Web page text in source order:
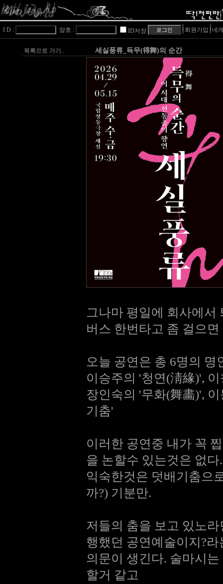
I D : 암호 : ID저장 회원가입 네
목록으로 가기.. 세실풍류_득무(得舞)의 순간
그나마 평일에 회사에서
버스 한번타고 좀 걸으
오늘 공연은 총 6명의
이승주의 '청연(淸緣)',
장인숙의 '무화(舞畵)',
기춤'
이러한 공연중 내가 꼭
을 논할수 있는것은 없다.
익숙한것은 덧배기춤으
까?) 기분만.
저들의 춤을 보고 있노
행했던 공연예술이지?라
의문이 생긴다. 술마시
할거 같고